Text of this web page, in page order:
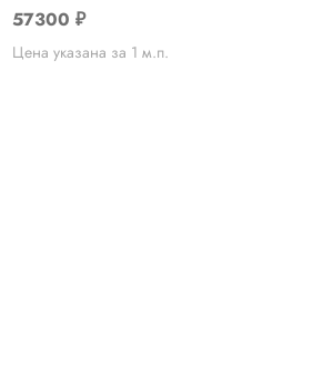
57300₽
Цена указана за 1 м.п.